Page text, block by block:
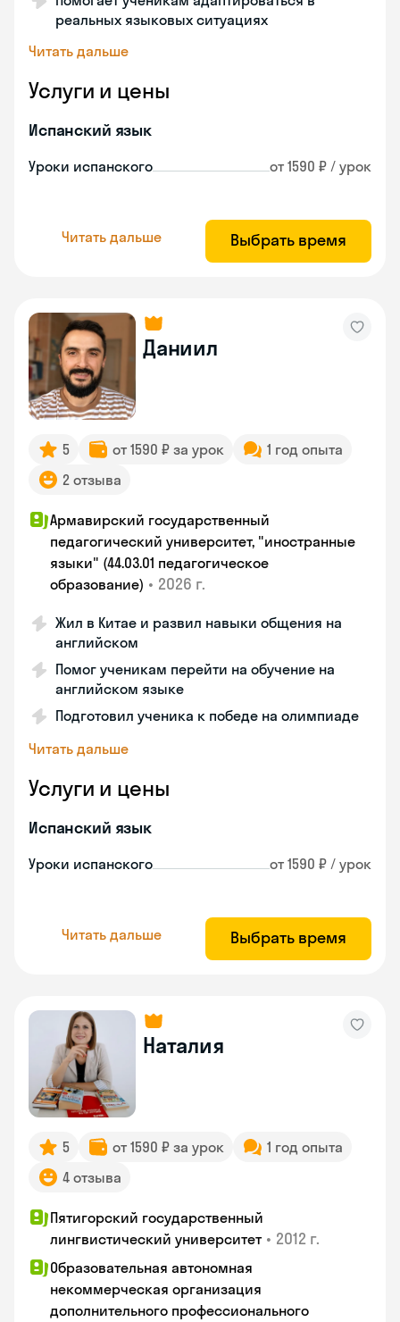
реальных языковых ситуациях
Читать дальше
Услуги и цены
Испанский язык
Уроки испанского от 1590 ₽ / урок
Читать дальше Выбрать время
Даниил
5 от 1590 ₽ за урок
1 год опыта
2 отзыва
Армавирский государственный
педагогический университет, "иностранные
языки" (44.03.01 педагогическое
образование) • 2026 г.
Жил в Китае и развил навыки общения на
английском
Помог ученикам перейти на обучение на
английском языке
Подготовил ученика к победе на олимпиаде
Читать дальше
Услуги и цены
Испанский язык
Уроки испанского от 1590 ₽ / урок
Читать дальше Выбрать время
Наталия
5 от 1590 ₽ за урок
1 год опыта
4 отзыва
Пятигорский государственный
лингвистический университет • 2012 г.
Образовательная автономная
некоммерческая организация
дополнительного профессионального